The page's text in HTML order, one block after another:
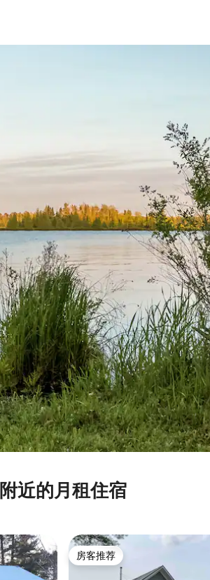
附近的月租住宿
房客推荐
房客推荐